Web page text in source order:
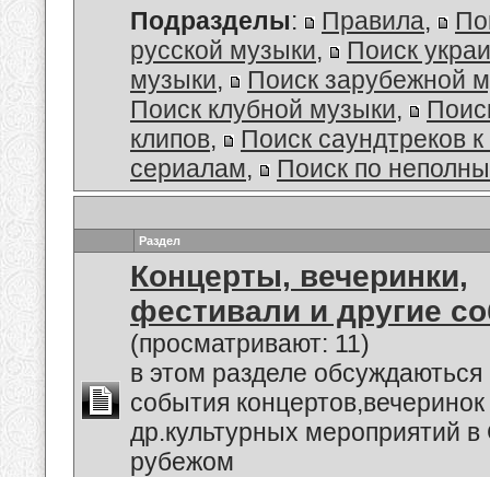
Подразделы: Правила,
русской музыки,
Поиск
музыки,
Поиск зарубежной
Поиск клубной музыки,
клипов,
Поиск саундтреков
сериалам, Поиск по
Раздел
Концерты, вечеринки,
фестивали и другие
(просматривают: 11)
в этом разделе
события
др.культурных мероприятий
рубежом